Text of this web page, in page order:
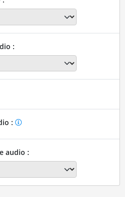
:
:
audio :